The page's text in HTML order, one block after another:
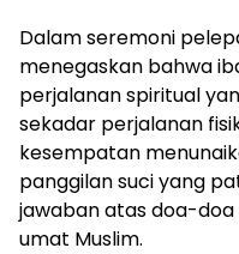
Dalam seremoni
menegaskan bahwa
perjalanan spiritual
sekadar perjalanan
kesempatan
panggilan suci yang
jawaban atas doa-
umat Muslim.